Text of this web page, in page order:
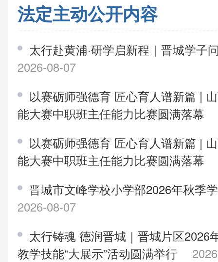
法定主动公开内容
太行赴黄浦·研学启新程｜晋城学子
2026-08-07
以赛砺师强德育 匠心育人谱新篇 |
能大赛中职班主任能力比赛圆满落幕
以赛砺师强德育 匠心育人谱新篇 |
能大赛中职班主任能力比赛圆满落幕
晋城市文峰学校小学部2026年秋季
2026-08-07
太行铸魂 德润晋城｜晋城片区2026
教学技能“大展示”活动圆满举行